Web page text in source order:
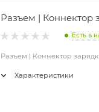
Разъем | Коннектор
Есть в
Разъем | Коннектор
Характеристики